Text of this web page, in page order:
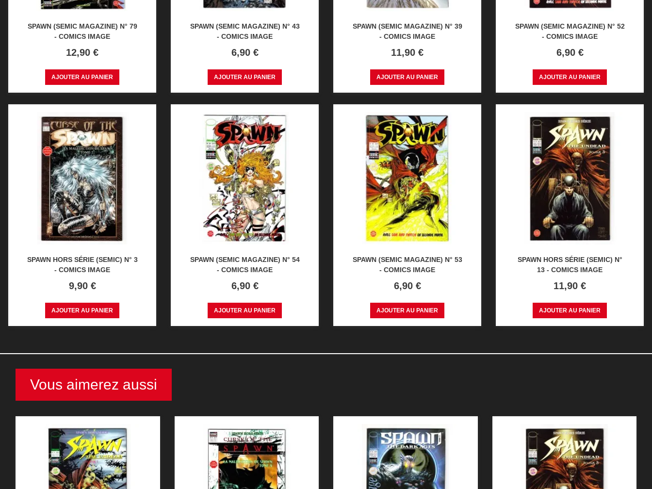
SPAWN (SEMIC MAGAZINE) N° 79
- COMICS IMAGE
Prix
12,90 €
AJOUTER AU PANIER
SPAWN (SEMIC MAGAZINE) N° 43
- COMICS IMAGE
Prix
6,90 €
AJOUTER AU PANIER
SPAWN (SEMIC MAGAZINE) N° 39
- COMICS IMAGE
Prix
11,90 €
AJOUTER AU PANIER
SPAWN (SEMIC MAGAZINE) N° 52
- COMICS IMAGE
Prix
6,90 €
AJOUTER AU PANIER
SPAWN HORS SÉRIE (SEMIC) N° 3
- COMICS IMAGE
Prix
9,90 €
AJOUTER AU PANIER
SPAWN (SEMIC MAGAZINE) N° 54
- COMICS IMAGE
Prix
6,90 €
AJOUTER AU PANIER
SPAWN (SEMIC MAGAZINE) N° 53
- COMICS IMAGE
Prix
6,90 €
AJOUTER AU PANIER
SPAWN HORS SÉRIE (SEMIC) N°
13 - COMICS IMAGE
Prix
11,90 €
AJOUTER AU PANIER
Vous aimerez aussi